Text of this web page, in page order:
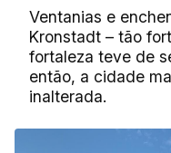
Ventanias e
Kronstadt – tão
fortaleza teve de
então, a cidade
inalterada.